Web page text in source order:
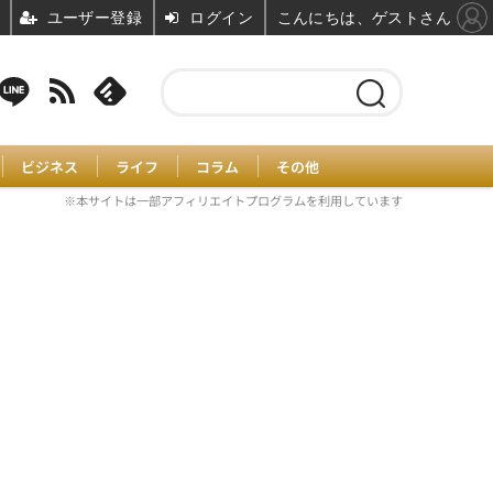
ビジネス ライフ コラム その他
※本サイトは一部アフィリエイトプログラムを利用しています
ユーザー登録 ログイン こんにちは、ゲストさん